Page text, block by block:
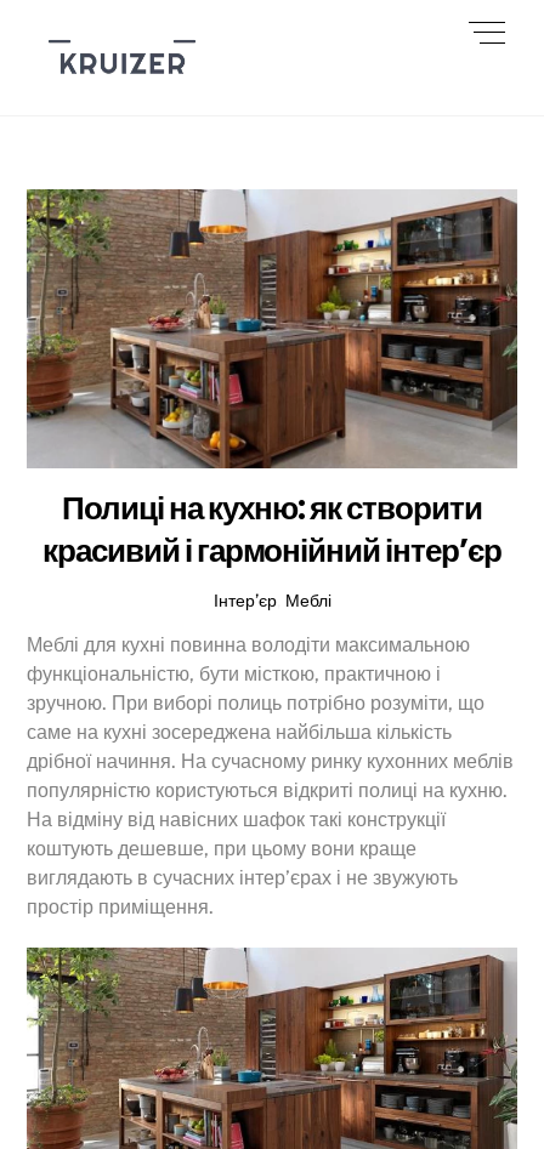
content
Полиці на кухню: як створити
красивий і гармонійний інтер’єр
Інтер’єр, Меблі
Меблі для кухні повинна володіти максимальною
функціональністю, бути місткою, практичною і
зручною. При виборі полиць потрібно розуміти, що
саме на кухні зосереджена найбільша кількість
дрібної начиння. На сучасному ринку кухонних меблів
популярністю користуються відкриті полиці на кухню.
На відміну від навісних шафок такі конструкції
коштують дешевше, при цьому вони краще
виглядають в сучасних інтер’єрах і не звужують
простір приміщення.